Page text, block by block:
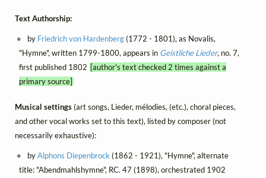
Text Authorship:
by Friedrich von Hardenberg(1772 - 1801), as Novalis,
"Hymne", written 1799-1800, appears in Geistliche Lieder, no. 7,
first published 1802 [author's text checked 2 times against a
primary source]
Musical settings(art songs, Lieder, mélodies, (etc.), choral pieces,
and other vocal works set to this text), listed by composer (not
necessarily exhaustive):
byAlphons Diepenbrock (1862 - 1921), "Hymne", alternate
title: "Abendmahlshymne", RC. 47 (1898), orchestrated 1902